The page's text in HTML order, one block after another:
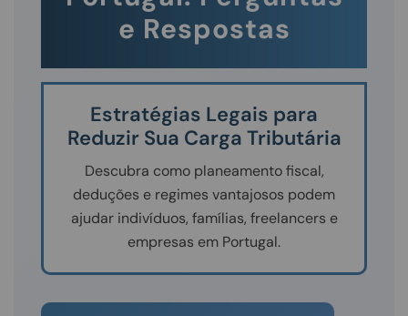
e Respostas
Estratégias Legais para
Reduzir Sua Carga Tributária
Descubra como planeamento fiscal,
deduções e regimes vantajosos podem
ajudar indivíduos, famílias, freelancers e
empresas em Portugal.